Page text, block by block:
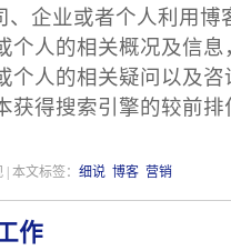
企业或者个人利用博
个人的相关概况及信
个人的相关疑问以及
获得搜索引擎的较前
| 本文标签： 细说 博客 营销
作